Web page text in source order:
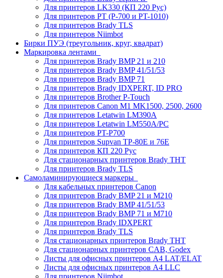
Для принтеров LK330 (КП 220 Рус)
Для принтеров PT (P-700 и PT-1010)
Для принтеров Brady TLS
Для принтеров Niimbot
Бирки ПУЭ (треугольник, круг, квадрат)
Маркировка лентами
Для принтеров Brady BMP 21 и 210
Для принтеров Brady BMP 41/51/53
Для принтеров Brady BMP 71
Для принтеров Brady IDXPERT, ID PRO
Для принтеров Brother P-Touch
Для принтеров Canon M1 MK1500, 2500, 2600
Для принтеров Letatwin LM390A
Для принтеров Letatwin LM550A/PC
Для принтеров PT-P700
Для принтеров Supvan TP-80E и 76E
Для принтеров КП 220 Рус
Для стационарных принтеров Brady THT
Для принтеров Brady TLS
Самоламинирующиеся маркеры
Для кабельных принтеров Canon
Для принтеров Brady BMP 21 и M210
Для принтеров Brady BMP 41/51/53
Для принтеров Brady BMP 71 и M710
Для принтеров Brady IDXPERT
Для принтеров Brady TLS
Для стационарных принтеров Brady THT
Для стационарных принтеров CAB, Godex
Листы для офисных принтеров А4 LAT/ELAT
Листы для офисных принтеров А4 LLC
Для принтеров Niimbot